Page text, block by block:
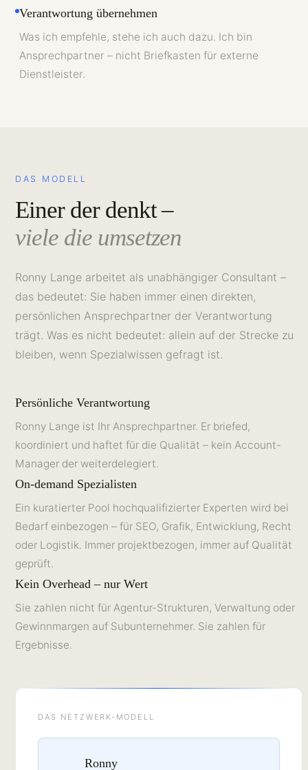
Verantwortung übernehmen
Was ich empfehle, stehe ich auch dazu. Ich bin
Ansprechpartner – nicht Briefkasten für externe
Dienstleister.
DAS MODELL
Einer der denkt –
viele die umsetzen
Ronny Lange arbeitet als unabhängiger Consultant –
das bedeutet: Sie haben immer einen direkten,
persönlichen Ansprechpartner der Verantwortung
trägt. Was es nicht bedeutet: allein auf der Strecke zu
bleiben, wenn Spezialwissen gefragt ist.
Persönliche Verantwortung
Ronny Lange ist Ihr Ansprechpartner. Er briefed,
koordiniert und haftet für die Qualität – kein Account-
Manager der weiterdelegiert.
On-demand Spezialisten
Ein kuratierter Pool hochqualifizierter Experten wird bei
Bedarf einbezogen – für SEO, Grafik, Entwicklung, Recht
oder Logistik. Immer projektbezogen, immer auf Qualität
geprüft.
Kein Overhead – nur Wert
Sie zahlen nicht für Agentur-Strukturen, Verwaltung oder
Gewinnmargen auf Subunternehmer. Sie zahlen für
Ergebnisse.
DAS NETZWERK-MODELL
Ronny